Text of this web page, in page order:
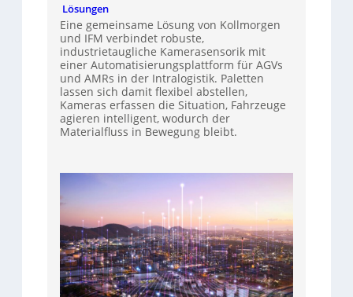
Lösungen
Eine gemeinsame Lösung von Kollmorgen
und IFM verbindet robuste,
industrietaugliche Kamerasensorik mit
einer Automatisierungsplattform für AGVs
und AMRs in der Intralogistik. Paletten
lassen sich damit flexibel abstellen,
Kameras erfassen die Situation, Fahrzeuge
agieren intelligent, wodurch der
Materialfluss in Bewegung bleibt.